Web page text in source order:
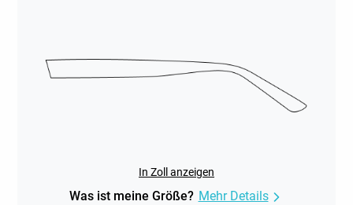
In Zoll anzeigen
Was ist meine Größe? Mehr Details